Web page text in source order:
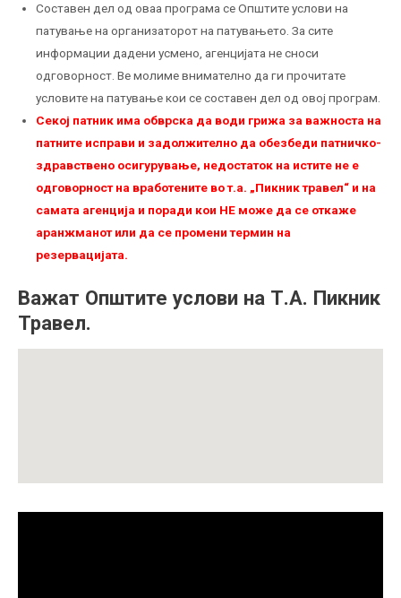
Составен дел од оваа програма се Општите услови на
патување на организаторот на патувањето. За сите
информации дадени усмено, агенцијата не сноси
одговорност. Ве молиме внимателно да ги прочитате
условите на патување кои се составен дел од овој програм.
Секој патник има обврска да води грижа за важноста на
патните исправи и задолжително да обезбеди патничко-
здравствено осигурување, недостаток на истите не е
одговорност на вработените во т.а. „Пикник травел“ и на
самата агенција и поради кои НЕ можe да се откаже
аранжманот или да се промени термин на
резервацијата.
Важат Општите услови на Т.А. Пикник
Травел.